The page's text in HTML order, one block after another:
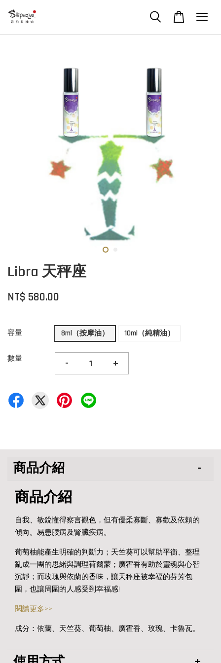
Libra 天秤座
NT$ 580.00
容量 8ml（按摩油） 10ml（純精油）
數量 - +
商品介紹
商品介紹
自我、敏銳懂得察言觀色，但有優柔寡斷、寡歡及依頼的
傾向。易患腰病及腎臟疾病。
葡萄柚能產生明確的判斷力；天竺葵可以幫助平衡、整理
亂成一團的思緒與調理荷爾蒙；廣霍香有助於靈魂與心智
沉靜；而玫瑰與依蘭的香味，讓天秤座被幸福的芬芳包
圍，也讓周圍的人感受到幸福感!
閱讀更多>>
成分：依蘭、天竺葵、葡萄柚、廣霍香、玫瑰、卡魯瓦。